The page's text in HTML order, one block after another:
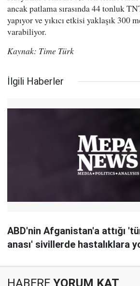
ancak patlama sırasında 44 tonluk
yapıyor ve yıkıcı etkisi yaklaşık 300
varabiliyor.
Kaynak: Time Türk
İlgili Haberler
ABD'nin Afganistan'a attığı
anası' sivillerde hastalıklara
HABERE YORUM KAT